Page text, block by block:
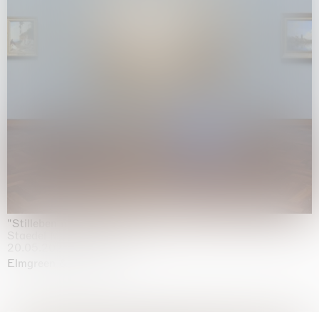
"Stilleben mit Gemüse”
Elmgreen & Dragset